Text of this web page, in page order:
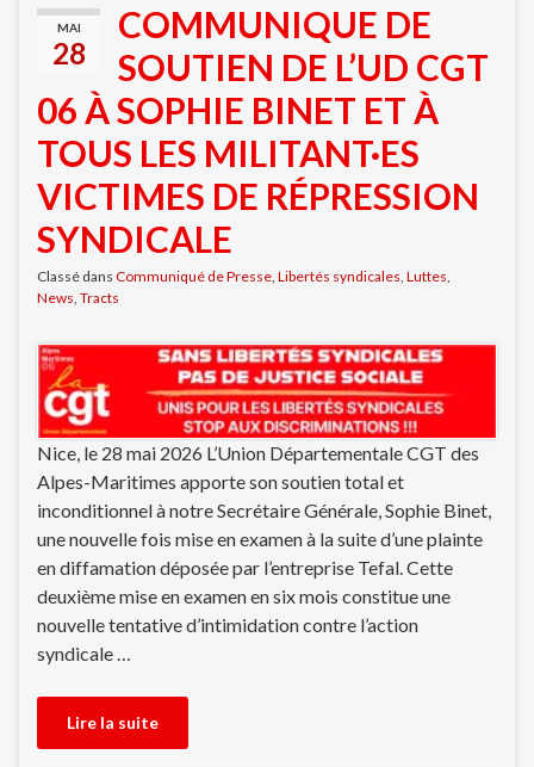
MAI
28
COMMUNIQUE DE
SOUTIEN DE L’UD CGT
06 À SOPHIE BINET ET À
TOUS LES MILITANT·ES
VICTIMES DE RÉPRESSION
SYNDICALE
Classé dans Communiqué de Presse Libertés syndicales Luttes
News Tracts
Nice, le 28 mai 2026 L’Union Départementale CGT des
Alpes-Maritimes apporte son soutien total et
inconditionnel à notre Secrétaire Générale, Sophie Binet,
une nouvelle fois mise en examen à la suite d’une plainte
en diffamation déposée par l’entreprise Tefal. Cette
deuxième mise en examen en six mois constitue une
nouvelle tentative d’intimidation contre l’action
syndicale …
Lire la suite